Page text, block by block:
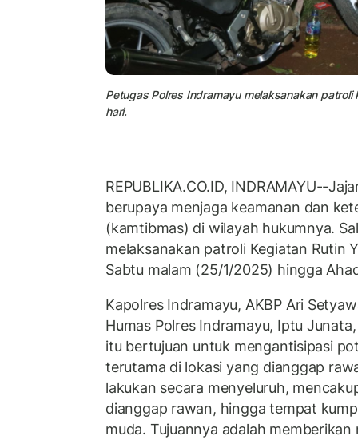
Petugas Polres Indramayu melaksanakan
hari.
REPUBLIKA.CO.ID, INDRAMAYU--
berupaya menjaga keamanan dan
(kamtibmas) di wilayah hukumnya.
melaksanakan patroli Kegiatan Rutin
Sabtu malam (25/1/2025) hingga
Kapolres Indramayu, AKBP Ari
Humas Polres Indramayu, Iptu
itu bertujuan untuk mengantisipasi
terutama di lokasi yang dianggap
lakukan secara menyeluruh,
dianggap rawan, hingga tempat
muda. Tujuannya adalah